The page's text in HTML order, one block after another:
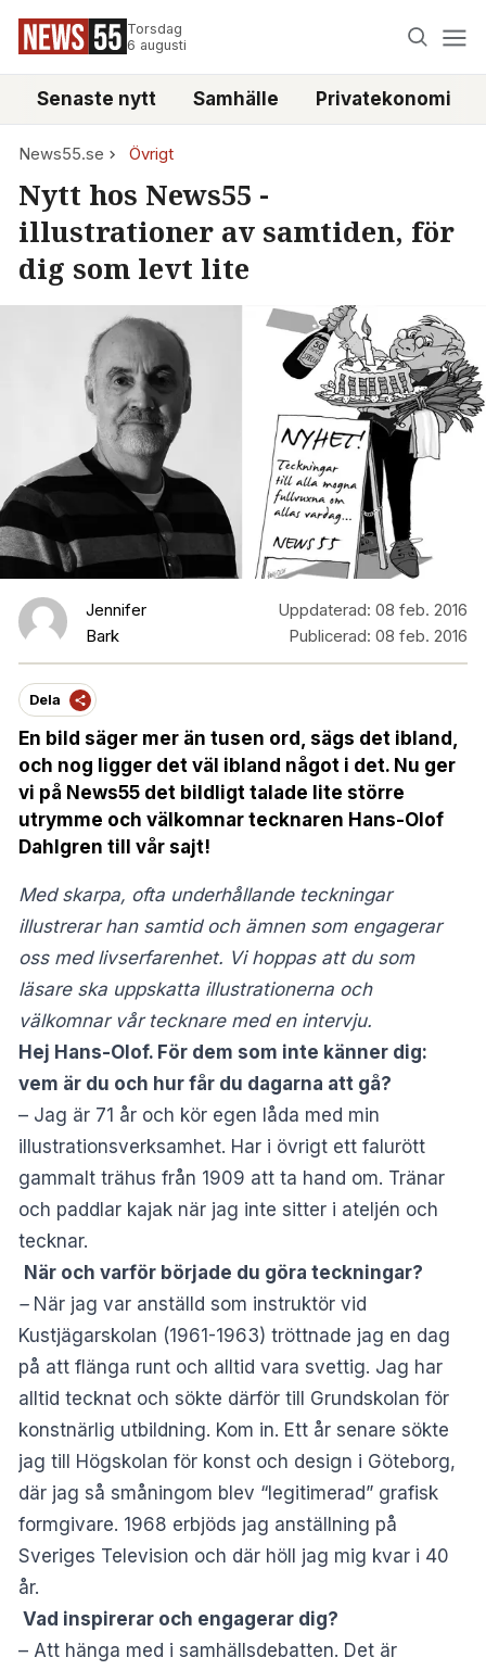
Torsdag
6 augusti
Senaste nytt Samhälle Privatekonomi
News55.se Övrigt
Nytt hos News55 -
illustrationer av samtiden, för
dig som levt lite
Jennifer
Bark
Uppdaterad: 08 feb. 2016
Publicerad: 08 feb. 2016
Dela
En bild säger mer än tusen ord, sägs det ibland,
och nog ligger det väl ibland något i det. Nu ger
vi på News55 det bildligt talade lite större
utrymme och välkomnar tecknaren Hans-Olof
Dahlgren till vår sajt!
Med skarpa, ofta underhållande teckningar
illustrerar han samtid och ämnen som engagerar
oss med livserfarenhet. Vi hoppas att du som
läsare ska uppskatta illustrationerna och
välkomnar vår tecknare med en intervju.
Hej Hans-Olof. För dem som inte känner dig:
vem är du och hur får du dagarna att gå?
– Jag är 71 år och kör egen låda med min
illustrationsverksamhet. Har i övrigt ett falurött
gammalt trähus från 1909 att ta hand om. Tränar
och paddlar kajak när jag inte sitter i ateljén och
tecknar.
När och varför började du göra teckningar?
– När jag var anställd som instruktör vid
Kustjägarskolan (1961-1963) tröttnade jag en dag
på att flänga runt och alltid vara svettig. Jag har
alltid tecknat och sökte därför till Grundskolan för
konstnärlig utbildning. Kom in. Ett år senare sökte
jag till Högskolan för konst och design i Göteborg,
där jag så småningom b lev “legitimerad” grafisk
formgivare. 1968 erbjöds jag anställning på
Sveriges Television och där höll jag mig kvar i 40
år.
Vad inspirerar och engagerar dig?
– Att hänga med i samhällsdebatten. Det är